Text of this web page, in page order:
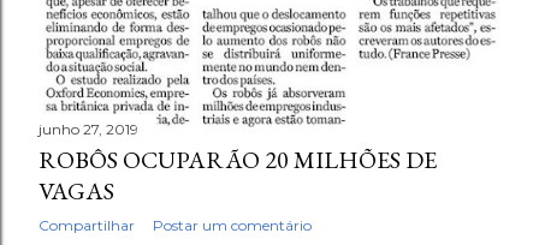
junho 27, 2019
ROBÔS OCUPARÃO 20 MILHÕES DE
VAGAS
Compartilhar Postar um comentário